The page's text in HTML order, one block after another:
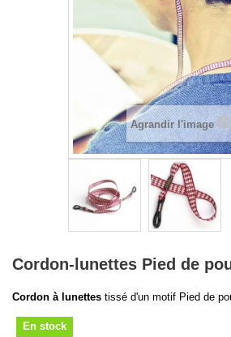
Agrandir l'image
Cordon-lunettes Pied de
Cordon à lunettes tissé d'un motif Pied de
En stock